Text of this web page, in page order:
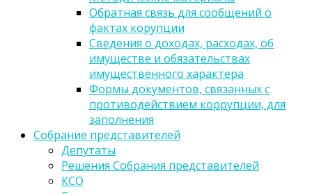
Обратная связь для сообщений о
фактах корупции
Сведения о доходах, расходах, об
имуществе и обязательствах
имущественного характера
Формы документов, связанных с
противодействием коррупции, для
заполнения
Собрание представителей
Депутаты
Решения Собрания представителей
КСО